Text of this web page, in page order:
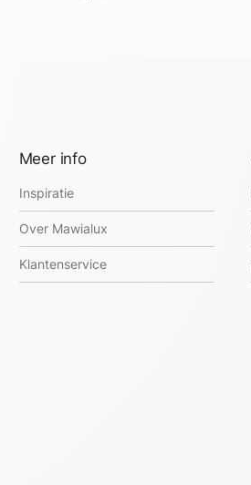
Meer info
Inspiratie
Over Mawialux
Klantenservice